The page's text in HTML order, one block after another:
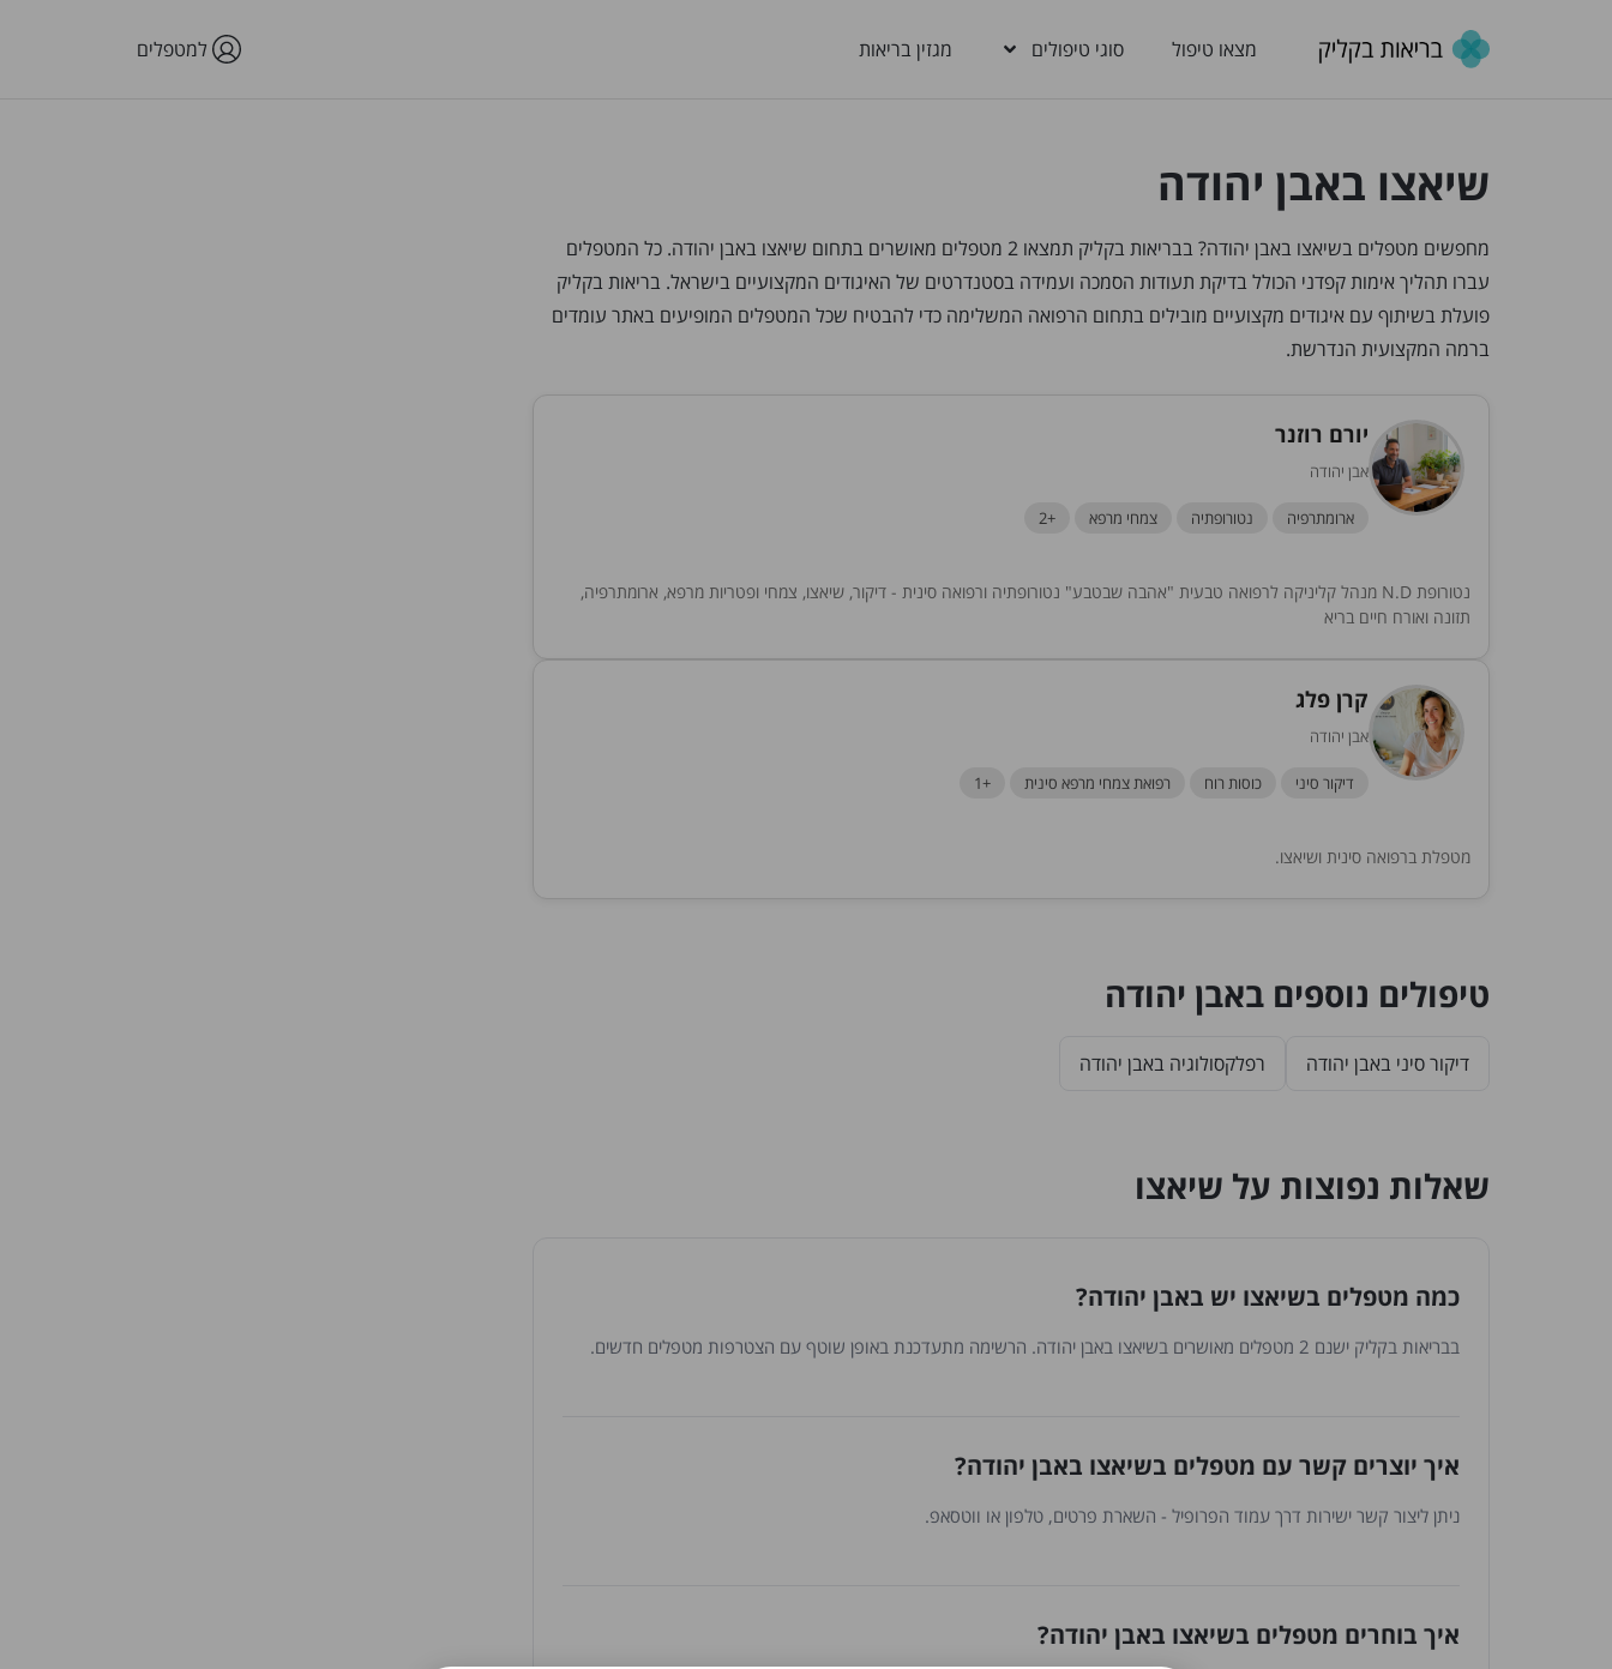
מצאו טיפול סוגי טיפולים מגזין בריאות למטפלים
שיאצו באבן יהודה
מחפשים מטפלים בשיאצו באבן יהודה? בבריאות בקליק תמצאו 2 מטפלים מאושרים בתחום שיאצו באבן יהודה. כל המטפלים
עברו תהליך אימות קפדני הכולל בדיקת תעודות הסמכה ועמידה בסטנדרטים של האיגודים המקצועיים בישראל. בריאות בקליק
פועלת בשיתוף עם איגודים מקצועיים מובילים בתחום הרפואה המשלימה כדי להבטיח שכל המטפלים המופיעים באתר עומדים
ברמה המקצועית הנדרשת.
יורם רוזנר
אבן יהודה
ארומתרפיה נטורופתיה צמחי מרפא +2
נטורופת N.D מנהל קליניקה לרפואה טבעית "אהבה שבטבע" נטורופתיה ורפואה סינית - דיקור, שיאצו, צמחי ופטריות מרפא, ארומתרפיה,
תזונה ואורח חיים בריא
קרן פלג
אבן יהודה
דיקור סיני כוסות רוח רפואת צמחי מרפא סינית +1
מטפלת ברפואה סינית ושיאצו.
טיפולים נוספים באבן יהודה
דיקור סיני באבן יהודה רפלקסולוגיה באבן יהודה
שאלות נפוצות על שיאצו
כמה מטפלים בשיאצו יש באבן יהודה?
בבריאות בקליק ישנם 2 מטפלים מאושרים בשיאצו באבן יהודה. הרשימה מתעדכנת באופן שוטף עם הצטרפות מטפלים חדשים.
איך יוצרים קשר עם מטפלים בשיאצו באבן יהודה?
ניתן ליצור קשר ישירות דרך עמוד הפרופיל - השארת פרטים, טלפון או ווטסאפ.
איך בוחרים מטפלים בשיאצו באבן יהודה?